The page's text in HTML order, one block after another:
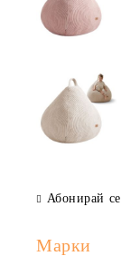
Абонирай се
Марки